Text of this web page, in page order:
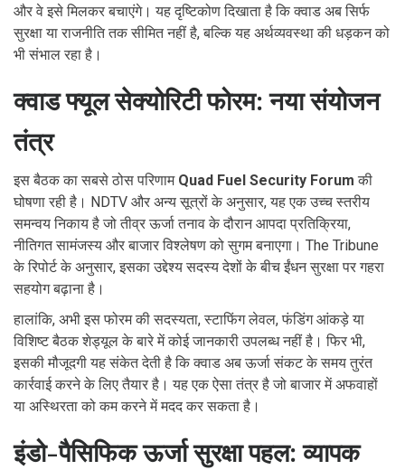
और वे इसे मिलकर बचाएंगे। यह दृष्टिकोण दिखाता है कि क्वाड अब सिर्फ
सुरक्षा या राजनीति तक सीमित नहीं है, बल्कि यह अर्थव्यवस्था की धड़कन को
भी संभाल रहा है।
क्वाड फ्यूल सेक्योरिटी फोरम: नया संयोजन
तंत्र
इस बैठक का सबसे ठोस परिणाम Quad Fuel Security Forum की
घोषणा रही है। NDTV और अन्य सूत्रों के अनुसार, यह एक उच्च स्तरीय
समन्वय निकाय है जो तीव्र ऊर्जा तनाव के दौरान आपदा प्रतिक्रिया,
नीतिगत सामंजस्य और बाजार विश्लेषण को सुगम बनाएगा। The Tribune
के रिपोर्ट के अनुसार, इसका उद्देश्य सदस्य देशों के बीच ईंधन सुरक्षा पर गहरा
सहयोग बढ़ाना है।
हालांकि, अभी इस फोरम की सदस्यता, स्टाफिंग लेवल, फंडिंग आंकड़े या
विशिष्ट बैठक शेड्यूल के बारे में कोई जानकारी उपलब्ध नहीं है। फिर भी,
इसकी मौजूदगी यह संकेत देती है कि क्वाड अब ऊर्जा संकट के समय तुरंत
कार्रवाई करने के लिए तैयार है। यह एक ऐसा तंत्र है जो बाजार में अफवाहों
या अस्थिरता को कम करने में मदद कर सकता है।
इंडो-पैसिफिक ऊर्जा सुरक्षा पहल: व्यापक